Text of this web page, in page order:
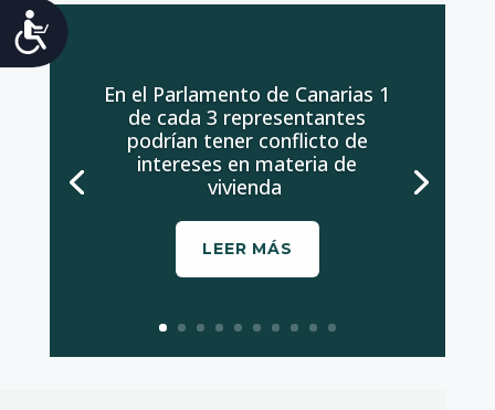
Accesibilidad
En el Parlamento de Canarias 1
de cada 3 representantes
podrían tener conflicto de
intereses en materia de
vivienda
LEER MÁS